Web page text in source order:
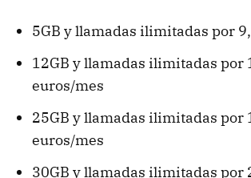
5GB y llamadas ilimitadas por
12GB y llamadas ilimitadas por
euros/mes
25GB y llamadas ilimitadas por
euros/mes
30GB y llamadas ilimitadas por